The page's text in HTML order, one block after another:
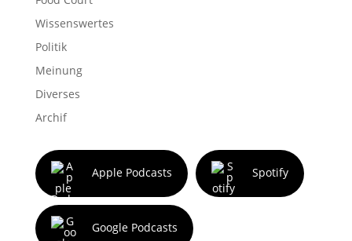
Wissenswertes
Politik
Meinung
Diverses
Archif
Apple Podcasts Spotify
Google Podcasts